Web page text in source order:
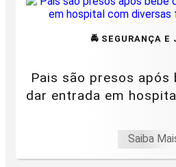
🚔 SEGURANÇA E
Pais são presos após
dar entrada em
Saiba